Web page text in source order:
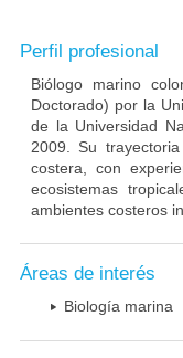
Perfil profesional
Biólogo marino
Doctorado) por la
de la Universidad
2009. Su
costera, con
ecosistemas
ambientes costeros
Áreas de interés
Biología marina